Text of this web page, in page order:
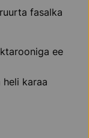
fasalka
ee
heli karaa